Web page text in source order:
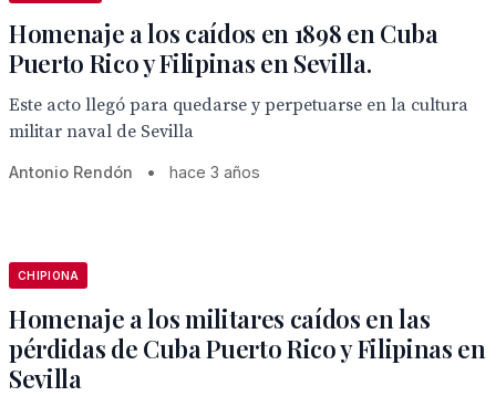
Homenaje a los caídos en 1898 en Cuba
Puerto Rico y Filipinas en Sevilla.
Este acto llegó para quedarse y perpetuarse en la cultura
militar naval de Sevilla
Antonio Rendón • hace 3 años
CHIPIONA
Homenaje a los militares caídos en las
pérdidas de Cuba Puerto Rico y Filipinas en
Sevilla